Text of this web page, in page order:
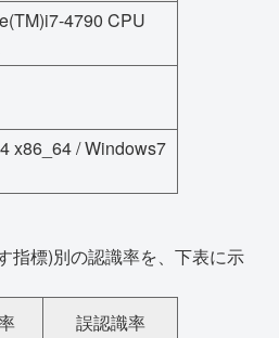
4790 CPU
x86_64 / Windows7
指標)別の認識率を、下表に示
誤認識率